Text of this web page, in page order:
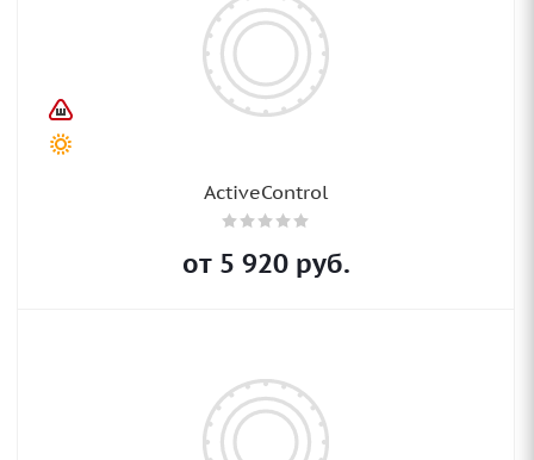
ActiveControl
от 5 920руб.